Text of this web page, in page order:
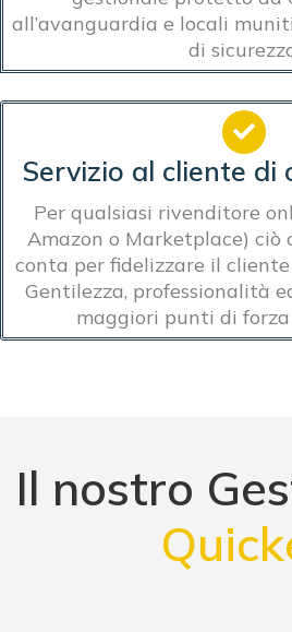
all’avanguardia e locali
di
Servizio al cliente
Per qualsiasi rivenditore
Amazon o Marketplace) ciò
conta per fidelizzare il
Gentilezza, professionalità
maggiori punti di
Il nostro